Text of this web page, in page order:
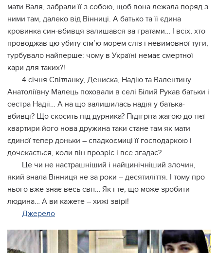
мати Валя, забрали її з собою, щоб вона лежала поряд з
ними там, далеко від Вінниці. А батько та її єдина
кровинка син-вбивця залишався за гратами… І всіх, хто
проводжав цю убиту сім’ю морем сліз і невимовної туги,
турбувало найперше: чому в Україні немає смертної
кари для таких?!
4 січня Світланку, Дениска, Надію та Валентину
Анатоліївну Малець поховали в селі Білий Рукав батьки і
сестра Надії… А на що залишилась надія у батька-
вбивці? Що скосить під дурника? Підігріта жагою до тієї
квартири його нова дружина таки стане там як мати
єдиної тепер доньки – спадкоємиці її господаркою і
дочекається, коли він прозріє і все згадає?
Це чи не настрашніший і найцинічніший злочин,
який знала Вінниця не за роки – десятиліття. І тому про
нього вже знає весь світ… Як і те, що може зробити
людина… А ви кажете – хижі звірі!
Джерело